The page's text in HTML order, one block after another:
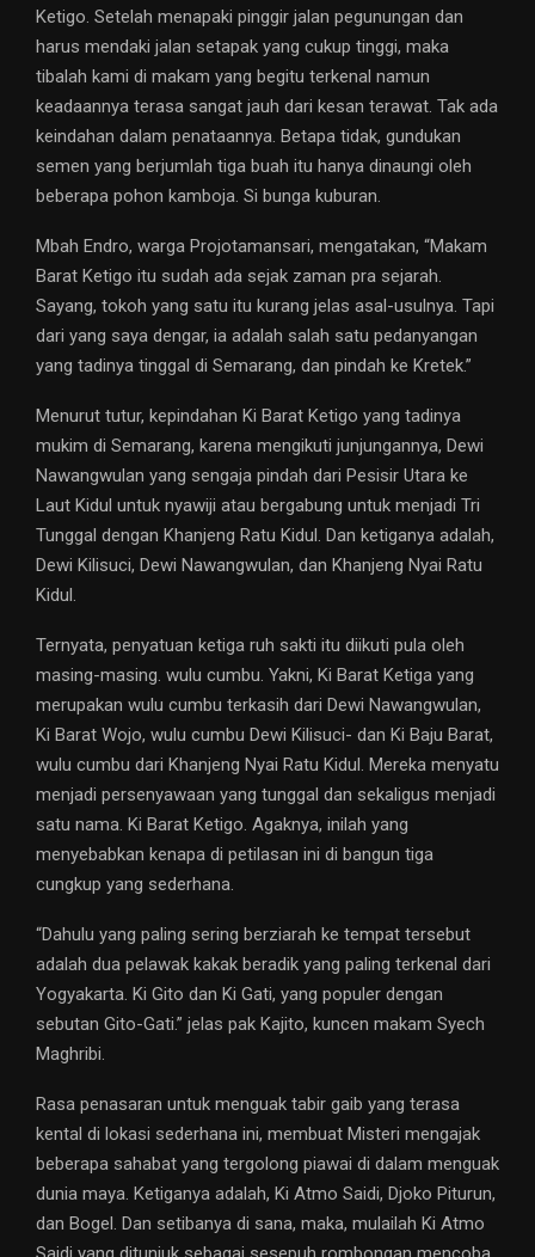
Ketigo. Setelah menapaki pinggir jalan pegunungan dan
harus mendaki jalan setapak yang cukup tinggi, maka
tibalah kami di makam yang begitu terkenal namun
keadaannya terasa sangat jauh dari kesan terawat. Tak ada
keindahan dalam penataannya. Betapa tidak, gundukan
semen yang berjumlah tiga buah itu hanya dinaungi oleh
beberapa pohon kamboja. Si bunga kuburan.
Mbah Endro, warga Projotamansari, mengatakan, “Makam
Barat Ketigo itu sudah ada sejak zaman pra sejarah.
Sayang, tokoh yang satu itu kurang jelas asal-usulnya. Tapi
dari yang saya dengar, ia adalah salah satu pedanyangan
yang tadinya tinggal di Semarang, dan pindah ke Kretek.”
Menurut tutur, kepindahan Ki Barat Ketigo yang tadinya
mukim di Semarang, karena mengikuti junjungannya, Dewi
Nawangwulan yang sengaja pindah dari Pesisir Utara ke
Laut Kidul untuk nyawiji atau bergabung untuk menjadi Tri
Tunggal dengan Khanjeng Ratu Kidul. Dan ketiganya adalah,
Dewi Kilisuci, Dewi Nawangwulan, dan Khanjeng Nyai Ratu
Kidul.
Ternyata, penyatuan ketiga ruh sakti itu diikuti pula oleh
masing-masing. wulu cumbu. Yakni, Ki Barat Ketiga yang
merupakan wulu cumbu terkasih dari Dewi Nawangwulan,
Ki Barat Wojo, wulu cumbu Dewi Kilisuci- dan Ki Baju Barat,
wulu cumbu dari Khanjeng Nyai Ratu Kidul. Mereka menyatu
menjadi persenyawaan yang tunggal dan sekaligus menjadi
satu nama. Ki Barat Ketigo. Agaknya, inilah yang
menyebabkan kenapa di petilasan ini di bangun tiga
cungkup yang sederhana.
“Dahulu yang paling sering berziarah ke tempat tersebut
adalah dua pelawak kakak beradik yang paling terkenal dari
Yogyakarta. Ki Gito dan Ki Gati, yang populer dengan
sebutan Gito-Gati.” jelas pak Kajito, kuncen makam Syech
Maghribi.
Rasa penasaran untuk menguak tabir gaib yang terasa
kental di lokasi sederhana ini, membuat Misteri mengajak
beberapa sahabat yang tergolong piawai di dalam menguak
dunia maya. Ketiganya adalah, Ki Atmo Saidi, Djoko Piturun,
dan Bogel. Dan setibanya di sana, maka, mulailah Ki Atmo